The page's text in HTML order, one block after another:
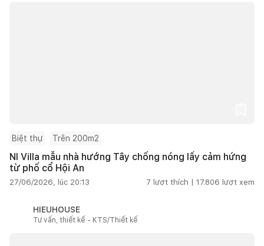
Biệt thự Trên 200m2
NI Villa mẫu nhà hướng Tây chống nóng lấy cảm hứng
từ phố cổ Hội An
27/06/2026, lúc 20:13 7 lượt thích | 17.806 lượt xem
HIEUHOUSE
Tư vấn, thiết kế - KTS/Thiết kế